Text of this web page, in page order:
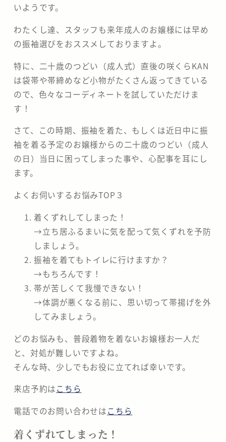
いようです。
わたくし達、スタッフも来年成人のお嬢様には早め
の振袖選びをおススメしておりますよ。
特に、二十歳のつどい（成人式）直後の咲くらKAN
は袋帯や帯締めなど小物がたくさん返ってきている
ので、色々なコーディネートを試していただけま
す！
さて、この時期、振袖を着た、もしくは近日中に振
袖を着る予定のお嬢様からの二十歳のつどい（成人
の日）当日に困ってしまった事や、心配事を耳にし
ます。
よくお伺いするお悩みTOP３
着くずれしてしまった！
→立ち居ふるまいに気を配って気くずれを予防
しましょう。
振袖を着てもトイレに行けますか？
→もちろんです！
帯が苦しくて我慢できない！
→体調が悪くなる前に、思い切って帯揚げを外
してみましょう。
どのお悩みも、普段着物を着ないお嬢様お一人だ
と、対処が難しいですよね。
そんな時、少しでもお役に立てれば幸いです。
来店予約はこちら
電話でのお問い合わせはこちら
着くずれてしまった！